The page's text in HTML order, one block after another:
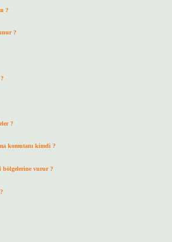
?
?
?
komutanı kimdi ?
bölgelerine vurur ?